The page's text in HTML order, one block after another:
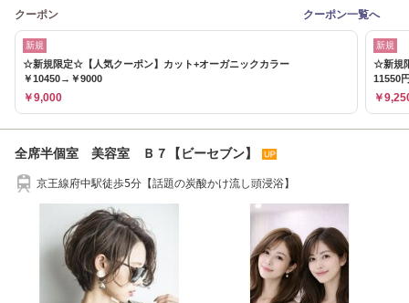
クーポン クーポン一覧へ
新規
☆新規限定☆【人気クーポン】カット+オーガニックカラー
￥10450→￥9000
￥9,000
新規
☆新規
11550
￥
全席半個室 美容室 Ｂ７【ビーセブン】
京王線府中駅徒歩5分【話題の炭酸かけ流し頭浸浴】